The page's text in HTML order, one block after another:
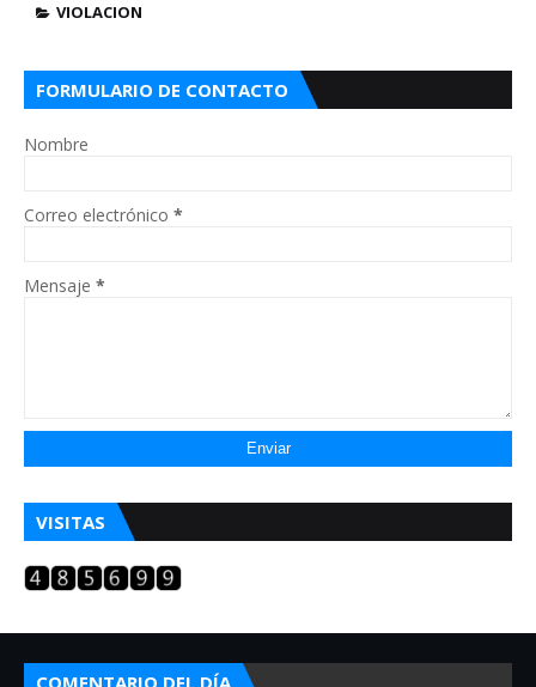
VIOLACION
FORMULARIO DE CONTACTO
Nombre
Correo electrónico *
Mensaje *
VISITAS